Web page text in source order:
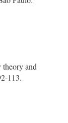
and
113.